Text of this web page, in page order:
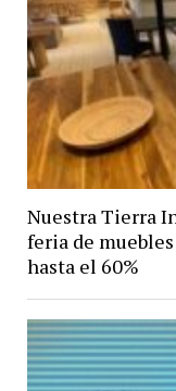
Nuestra Tierra
feria de
hasta el 60%